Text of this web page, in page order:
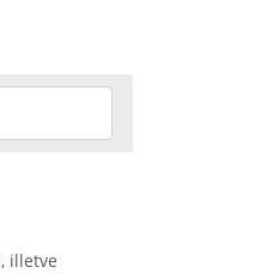
illetve